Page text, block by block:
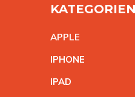
KATEGORIEN
APPLE
IPHONE
IPAD